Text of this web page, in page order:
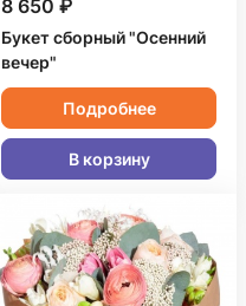
8 650 ₽
Букет сборный "Осенний
вечер"
Подробнее
В корзину